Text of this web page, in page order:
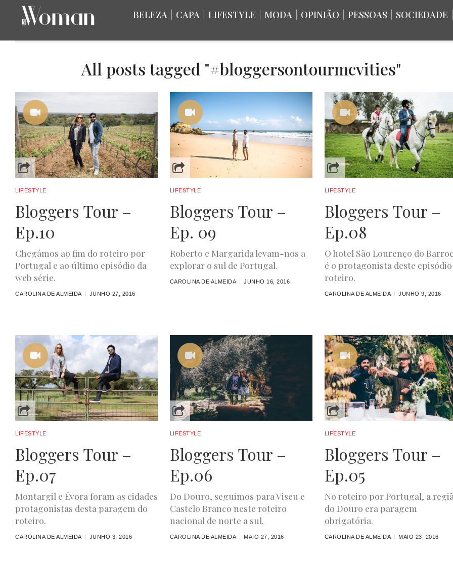
BELEZA CAPA LIFESTYLE MODA OPINIÃO PESSOAS SOCIEDADE
All posts tagged "#bloggersontourmcvities"
LIFESTYLE
Bloggers Tour –
Ep.10
Chegámos ao fim do roteiro por
Portugal e ao último episódio da
web série.
CAROLINA DE ALMEIDA JUNHO 27, 2016
LIFESTYLE
Bloggers Tour –
Ep. 09
Roberto e Margarida levam-nos a
explorar o sul de Portugal.
CAROLINA DE ALMEIDA JUNHO 16, 2016
LIFESTYLE
Bloggers Tour –
Ep.08
O hotel São Lourenço do
é o protagonista deste
roteiro.
CAROLINA DE ALMEIDA JUNHO 9, 2016
LIFESTYLE
Bloggers Tour –
Ep.07
Montargil e Évora foram as cidades
protagonistas desta paragem do
roteiro.
CAROLINA DE ALMEIDA JUNHO 3, 2016
LIFESTYLE
Bloggers Tour –
Ep.06
Do Douro, seguimos para Viseu e
Castelo Branco neste roteiro
nacional de norte a sul.
CAROLINA DE ALMEIDA MAIO 27, 2016
LIFESTYLE
Bloggers Tour –
Ep.05
No roteiro por Portugal, a
do Douro era paragem
obrigatória.
CAROLINA DE ALMEIDA MAIO 23, 2016